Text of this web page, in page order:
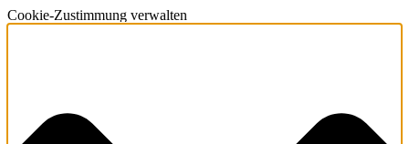
Cookie-Zustimmung verwalten